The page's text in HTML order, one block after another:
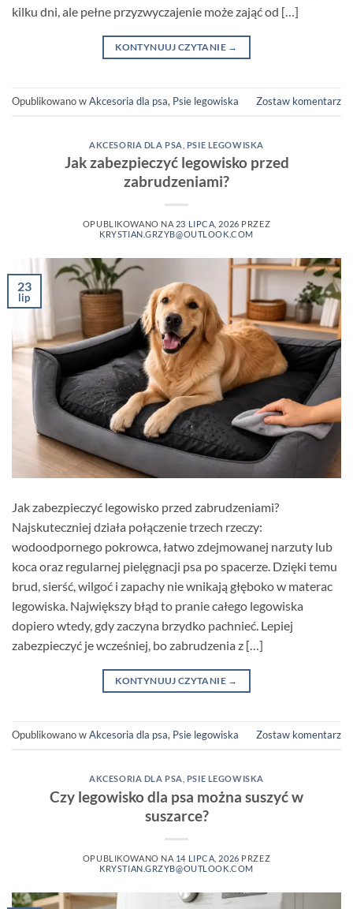
kilku dni, ale pełne przyzwyczajenie może zająć od […]
KONTYNUUJ CZYTANIE →
Opublikowano wAkcesoria dla psa, Psie legowiska Zostaw komentarz
AKCESORIA DLA PSA PSIE LEGOWISKA
Jak zabezpieczyć legowisko przed
zabrudzeniami?
OPUBLIKOWANO NA 23 LIPCA, 2026 PRZEZ
KRYSTIAN.GRZYB@OUTLOOK.COM
23
lip
Jak zabezpieczyć legowisko przed zabrudzeniami?
Najskuteczniej działa połączenie trzech rzeczy:
wodoodpornego pokrowca, łatwo zdejmowanej narzuty lub
koca oraz regularnej pielęgnacji psa po spacerze. Dzięki temu
brud, sierść, wilgoć i zapachy nie wnikają głęboko w materac
legowiska. Największy błąd to pranie całego legowiska
dopiero wtedy, gdy zaczyna brzydko pachnieć. Lepiej
zabezpieczyć je wcześniej, bo zabrudzenia z […]
KONTYNUUJ CZYTANIE →
Opublikowano wAkcesoria dla psa, Psie legowiska Zostaw komentarz
AKCESORIA DLA PSA PSIE LEGOWISKA
Czy legowisko dla psa można suszyć w
suszarce?
OPUBLIKOWANO NA 14 LIPCA, 2026 PRZEZ
KRYSTIAN.GRZYB@OUTLOOK.COM